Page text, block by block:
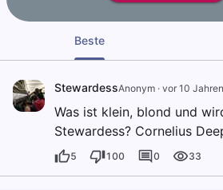
Beste
StewardessAnonym · vor 10 Jahren
Was ist klein, blond und
Stewardess? Cornelius
5 100 0 33